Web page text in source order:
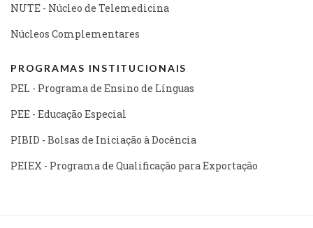
NUTE - Núcleo de Telemedicina
Núcleos Complementares
PROGRAMAS INSTITUCIONAIS
PEL - Programa de Ensino de Línguas
PEE - Educação Especial
PIBID - Bolsas de Iniciação à Docência
PEIEX - Programa de Qualificação para Exportação